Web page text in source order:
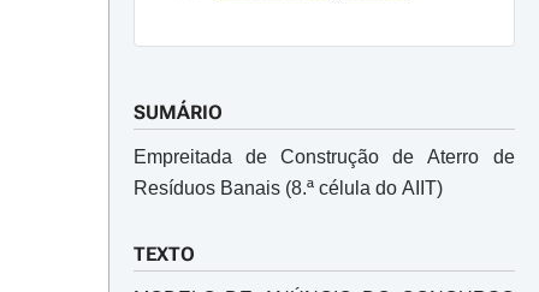
SUMÁRIO
Empreitada de Construção de Aterro de
Resíduos Banais (8.ª célula do AIIT)
TEXTO